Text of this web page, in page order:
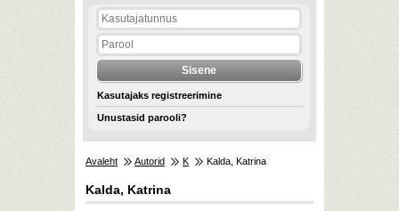
Kasutajaks registreerimine
Unustasid parooli?
Avaleht Autorid K Kalda, Katrina
Kalda, Katrina